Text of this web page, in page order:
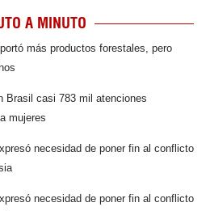
A MINUTO
más productos forestales, pero
Brasil casi 783 mil atenciones
mujeres
necesidad de poner fin al conflicto
necesidad de poner fin al conflicto